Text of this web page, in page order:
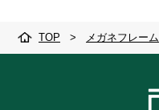
TOP > メガネフレーム